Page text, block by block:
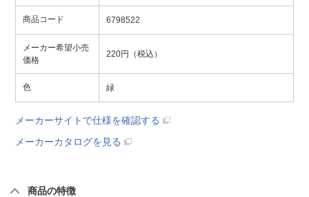
商品コード 6798522
メーカー希望小売
価格
220円（税込）
色 緑
メーカーサイトで仕様を確認する
メーカーカタログを見る
商品の特徴